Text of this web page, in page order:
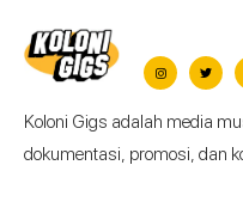
Koloni Gigs adalah media
dokumentasi, promosi, dan